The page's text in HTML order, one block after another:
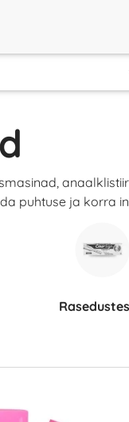
puhtuse ja korra